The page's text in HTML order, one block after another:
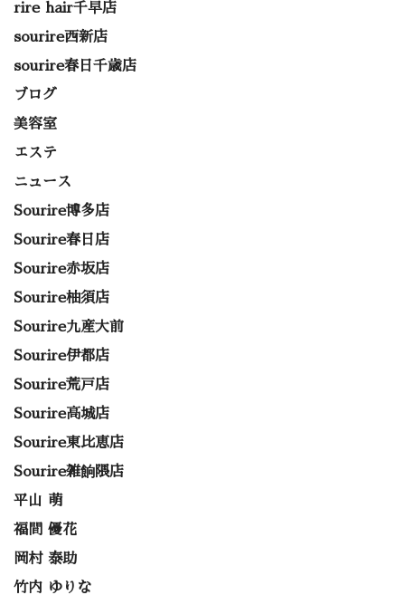
rire hair千早店
sourire西新店
sourire春日千歳店
ブログ
美容室
エステ
ニュース
Sourire博多店
Sourire春日店
Sourire赤坂店
Sourire柚須店
Sourire九産大前
Sourire伊都店
Sourire荒戸店
Sourire高城店
Sourire東比恵店
Sourire雑餉隈店
平山 萌
福間 優花
岡村 泰助
竹内 ゆりな